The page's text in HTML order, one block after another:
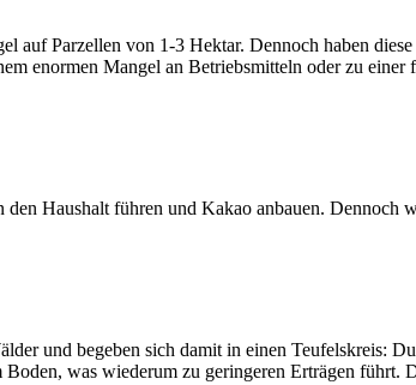
auf Parzellen von 1-3 Hektar. Dennoch haben
enormen Mangel an Betriebsmitteln oder zu
Haushalt führen und Kakao anbauen.
und begeben sich damit in einen Teufelskreis:
was wiederum zu geringeren Erträgen